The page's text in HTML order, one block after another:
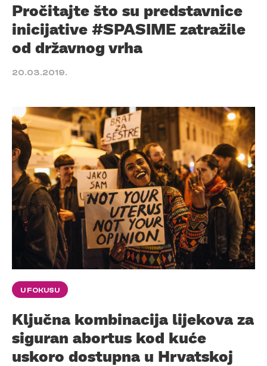
Pročitajte što su predstavnice
inicijative #SPASIME zatražile
od državnog vrha
20.03.2019.
U FOKUSU
Ključna kombinacija lijekova za
siguran abortus kod kuće
uskoro dostupna u Hrvatskoj